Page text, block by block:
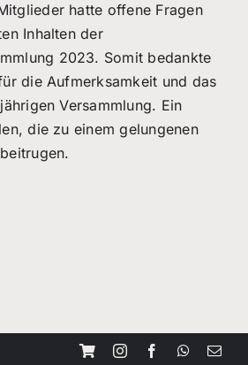
hatte offene Fragen
Inhalten der
2023. Somit bedankte
die Aufmerksamkeit und das
Versammlung. Ein
die zu einem gelungenen